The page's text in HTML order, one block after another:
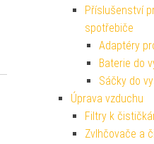
Příslušenství
spotřebiče
Adaptéry
Baterie do
Sáčky do
Úprava vzduchu
Filtry k
Zvlhčovače a